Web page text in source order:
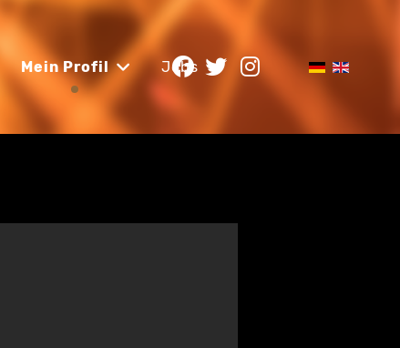
Mein Profil Jobs